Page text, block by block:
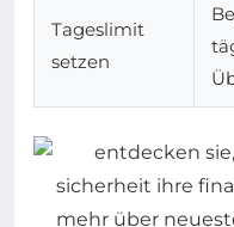
Tageslimit
setzen